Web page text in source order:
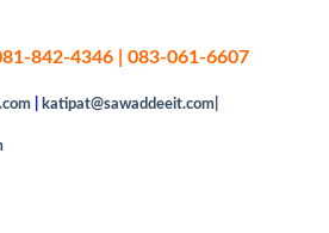
842-4346 | 083-061-6607
katipat@sawaddeeit.com|